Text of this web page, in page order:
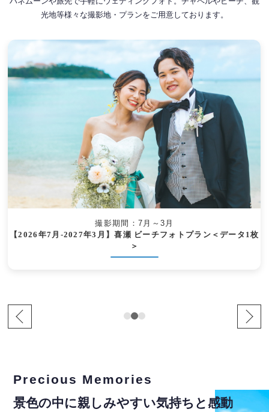
光地等様々な撮影地・プランをご用意しております。
撮影期間：7月～3月
【2026年7月-2027年3月】喜瀬 ビーチフォトプラン＜データ1枚
＞
Precious Memories
景色の中に親しみやすい気持ちと感動